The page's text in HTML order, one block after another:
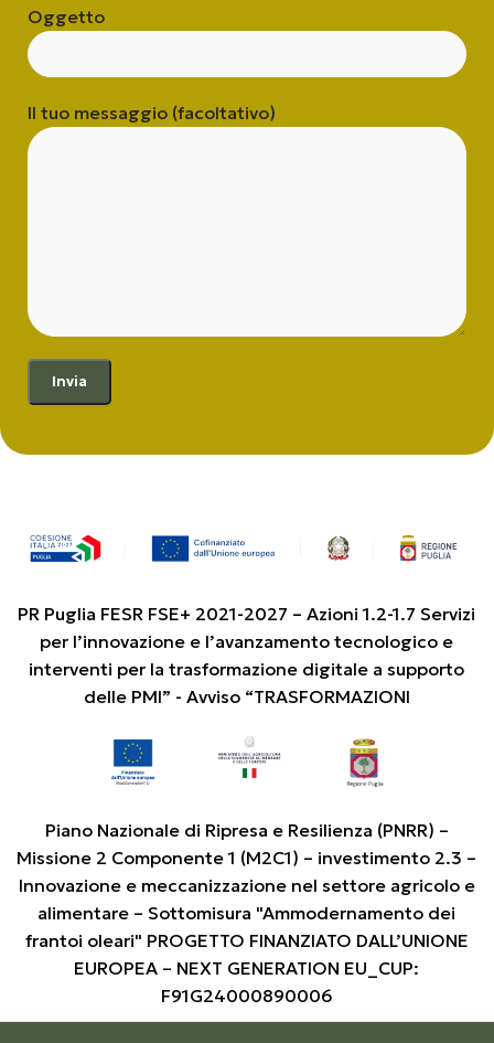
Oggetto
Il tuo messaggio (facoltativo)
PR Puglia FESR FSE+ 2021-2027 – Azioni 1.2-1.7 Servizi
per l’innovazione e l’avanzamento tecnologico e
interventi per la trasformazione digitale a supporto
delle PMI” - Avviso “TRASFORMAZIONI
Piano Nazionale di Ripresa e Resilienza (PNRR) –
Missione 2 Componente 1 (M2C1) – investimento 2.3 –
Innovazione e meccanizzazione nel settore agricolo e
alimentare – Sottomisura "Ammodernamento dei
frantoi oleari" PROGETTO FINANZIATO DALL’UNIONE
EUROPEA – NEXT GENERATION EU_CUP:
F91G24000890006